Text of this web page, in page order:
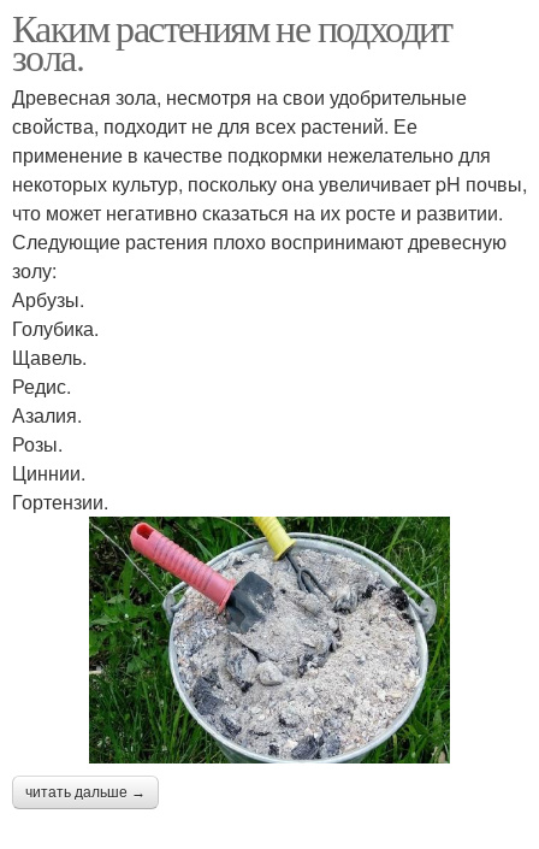
Каким растениям не подходит
зола.
Древесная зола, несмотря на свои удобрительные
свойства, подходит не для всех растений. Ее
применение в качестве подкормки нежелательно для
некоторых культур, поскольку она увеличивает pH почвы,
что может негативно сказаться на их росте и развитии.
Следующие растения плохо воспринимают древесную
золу:
Арбузы.
Голубика.
Щавель.
Редис.
Азалия.
Розы.
Циннии.
Гортензии.
читать дальше →